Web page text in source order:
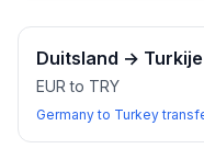
Duitsland → Turkije
EUR to TRY
Germany to Turkey